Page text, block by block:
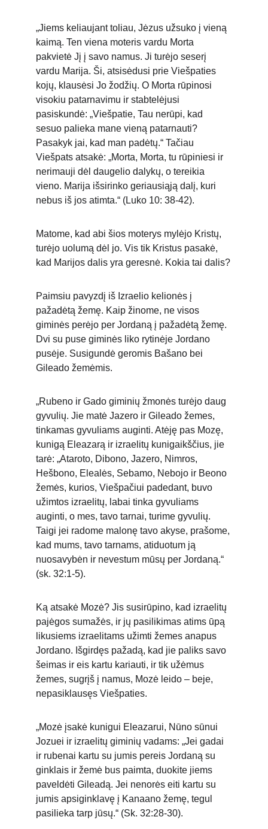
„Jiems keliaujant toliau, Jėzus užsuko į vieną
kaimą. Ten viena moteris vardu Morta
pakvietė Jį į savo namus. Ji turėjo seserį
vardu Marija. Ši, atsisėdusi prie Viešpaties
kojų, klausėsi Jo žodžių. O Morta rūpinosi
visokiu patarnavimu ir stabtelėjusi
pasiskundė: „Viešpatie, Tau nerūpi, kad
sesuo palieka mane vieną patarnauti?
Pasakyk jai, kad man padėtų.“ Tačiau
Viešpats atsakė: „Morta, Morta, tu rūpiniesi ir
nerimauji dėl daugelio dalykų, o tereikia
vieno. Marija išsirinko geriausiąją dalį, kuri
nebus iš jos atimta.“ (Luko 10: 38-42).
Matome, kad abi šios moterys mylėjo Kristų,
turėjo uolumą dėl jo. Vis tik Kristus pasakė,
kad Marijos dalis yra geresnė. Kokia tai dalis?
Paimsiu pavyzdį iš Izraelio kelionės į
pažadėtą žemę. Kaip žinome, ne visos
giminės perėjo per Jordaną į pažadėtą žemę.
Dvi su puse giminės liko rytinėje Jordano
pusėje. Susigundė geromis Bašano bei
Gileado žemėmis.
„Rubeno ir Gado giminių žmonės turėjo daug
gyvulių. Jie matė Jazero ir Gileado žemes,
tinkamas gyvuliams auginti. Atėję pas Mozę,
kunigą Eleazarą ir izraelitų kunigaikščius, jie
tarė: „Ataroto, Dibono, Jazero, Nimros,
Hešbono, Elealės, Sebamo, Nebojo ir Beono
žemės, kurios, Viešpačiui padedant, buvo
užimtos izraelitų, labai tinka gyvuliams
auginti, o mes, tavo tarnai, turime gyvulių.
Taigi jei radome malonę tavo akyse, prašome,
kad mums, tavo tarnams, atiduotum ją
nuosavybėn ir nevestum mūsų per Jordaną.“
(sk. 32:1-5).
Ką atsakė Mozė? Jis susirūpino, kad izraelitų
pajėgos sumažės, ir jų pasilikimas atims ūpą
likusiems izraelitams užimti žemes anapus
Jordano. Išgirdęs pažadą, kad jie paliks savo
šeimas ir eis kartu kariauti, ir tik užėmus
žemes, sugrįš į namus, Mozė leido – beje,
nepasiklausęs Viešpaties.
„Mozė įsakė kunigui Eleazarui, Nūno sūnui
Jozuei ir izraelitų giminių vadams: „Jei gadai
ir rubenai kartu su jumis pereis Jordaną su
ginklais ir žemė bus paimta, duokite jiems
paveldėti Gileadą. Jei nenorės eiti kartu su
jumis apsiginklavę į Kanaano žemę, tegul
pasilieka tarp jūsų.“ (Sk. 32:28-30).